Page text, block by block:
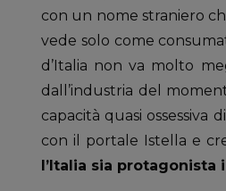
con un nome straniero
vede solo come
d’Italia non va molto
dall’industria del
capacità quasi
con il portale Istella e
l’Italia sia